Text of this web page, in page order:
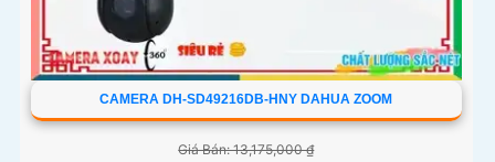
CAMERA DH-SD49216DB-HNY DAHUA ZOOM
Giá Bán: 13,175,000 ₫